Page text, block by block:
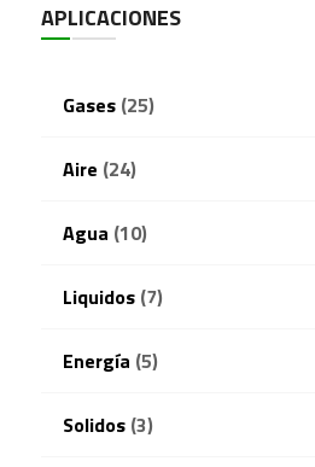
APLICACIONES
Gases(25)
Aire (24)
Agua (10)
Liquidos(7)
Energía (5)
Solidos(3)